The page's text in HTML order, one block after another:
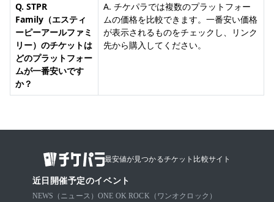
Q. STPR
Family（エスティ
ーピーアールファミ
リー）のチケットは
どのプラットフォー
ムが一番安いです
か？
A. チケパラでは複数のプラットフォー
ムの価格を比較できます。一番安い価格
が表示されるものをチェックし、リンク
先から購入してください。
最安値が見つかるチケット比較サイト
近日開催予定のイベント
NEWS（ニュース） ONE OK ROCK（ワンオクロック）